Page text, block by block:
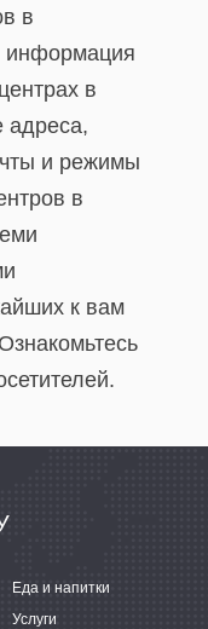
в
информация
в
адреса,
и режимы
в
к вам
Еда и напитки
Услуги